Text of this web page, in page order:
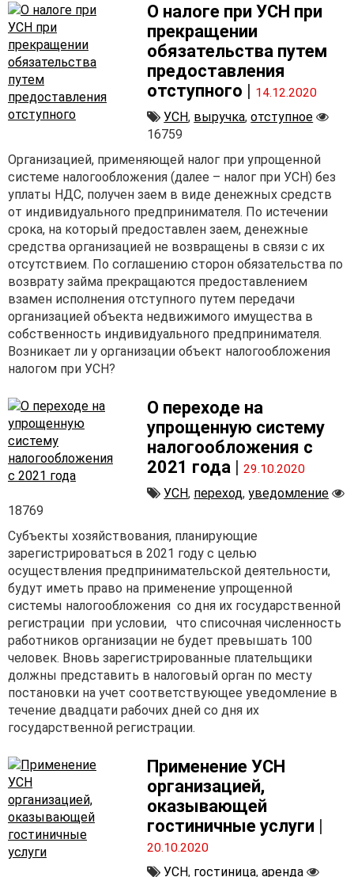
О налоге при УСН при
прекращении
обязательства путем
предоставления
отступного | 14.12.2020
УСН, выручка,отступное
16759
Организацией, применяющей налог при упрощенной
системе налогообложения (далее – налог при УСН) без
уплаты НДС, получен заем в виде денежных средств
от индивидуального предпринимателя. По истечении
срока, на который предоставлен заем, денежные
средства организацией не возвращены в связи с их
отсутствием. По соглашению сторон обязательства по
возврату займа прекращаются предоставлением
взамен исполнения отступного путем передачи
организацией объекта недвижимого имущества в
собственность индивидуального предпринимателя.
Возникает ли у организации объект налогообложения
налогом при УСН?
О переходе на
упрощенную систему
налогообложения с
2021 года |29.10.2020
УСН, переход,уведомление
18769
Субъекты хозяйствования, планирующие
зарегистрироваться в 2021 году с целью
осуществления предпринимательской деятельности,
будут иметь право на применение упрощенной
системы налогообложения со дня их государственной
регистрации при условии, что списочная численность
работников организации не будет превышать 100
человек. Вновь зарегистрированные плательщики
должны представить в налоговый орган по месту
постановки на учет соответствующее уведомление в
течение двадцати рабочих дней со дня их
государственной регистрации.
Применение УСН
организацией,
оказывающей
гостиничные услуги |
20.10.2020
УСН, гостиница,аренда